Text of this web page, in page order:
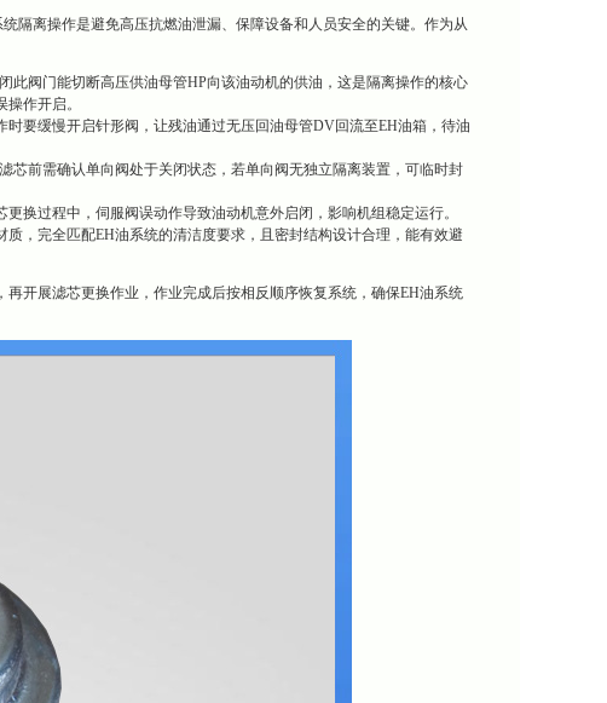
隔离操作是避免高压抗燃油泄漏、保障设备和人员安全的关键。作为从
阀门能切断高压供油母管HP向该油动机的供油，这是隔离操作的核心
作开启。
要缓慢开启针形阀，让残油通过无压回油母管DV回流至EH油箱，待油
前需确认单向阀处于关闭状态，若单向阀无独立隔离装置，可临时封
换过程中，伺服阀误动作导致油动机意外启闭，影响机组稳定运行。
，完全匹配EH油系统的清洁度要求，且密封结构设计合理，能有效避
开展滤芯更换作业，作业完成后按相反顺序恢复系统，确保EH油系统